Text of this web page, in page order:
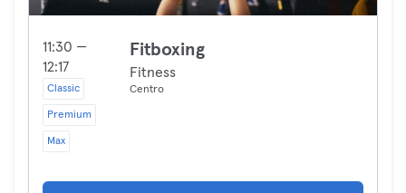
11:30 —
12:17
Classic
Premium
Max
Fitboxing
Fitness
Centro